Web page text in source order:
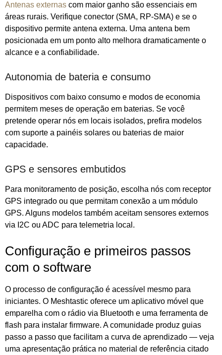
Antenas externas com maior ganho são essenciais em
áreas rurais. Verifique conector (SMA, RP‑SMA) e se o
dispositivo permite antena externa. Uma antena bem
posicionada em um ponto alto melhora dramaticamente o
alcance e a confiabilidade.
Autonomia de bateria e consumo
Dispositivos com baixo consumo e modos de economia
permitem meses de operação em baterias. Se você
pretende operar nós em locais isolados, prefira modelos
com suporte a painéis solares ou baterias de maior
capacidade.
GPS e sensores embutidos
Para monitoramento de posição, escolha nós com receptor
GPS integrado ou que permitam conexão a um módulo
GPS. Alguns modelos também aceitam sensores externos
via I2C ou ADC para telemetria local.
Configuração e primeiros passos
com o software
O processo de configuração é acessível mesmo para
iniciantes. O Meshtastic oferece um aplicativo móvel que
emparelha com o rádio via Bluetooth e uma ferramenta de
flash para instalar firmware. A comunidade produz guias
passo a passo que facilitam a curva de aprendizado — veja
uma apresentação prática no material de referência citado